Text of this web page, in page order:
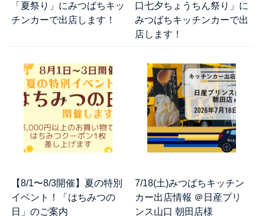
「夏祭り」にみつばちキッ
チンカーで出店します！
口七夕ちょうちん祭り」に
みつばちキッチンカーで出
店します！
【8/1〜8/3開催】夏の特別
イベント！「はちみつの
日」のご案内
7/18(土)みつばちキッチン
カー出店情報 ＠日産プリ
ンス山口 朝田店様